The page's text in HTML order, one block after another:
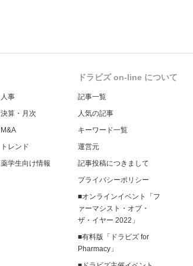
人事
決算・月次
M&A
トレンド
薬学生向け情報
ドラビズ on-line について
記事一覧
人気の記事
キーワード一覧
運営元
記事投稿につきまして
プライバシーポリシー
■オンラインイベント「フ
ァーマシスト・オブ・
ザ・イヤー 2022」
■有料版「ドラビズ for
Pharmacy」